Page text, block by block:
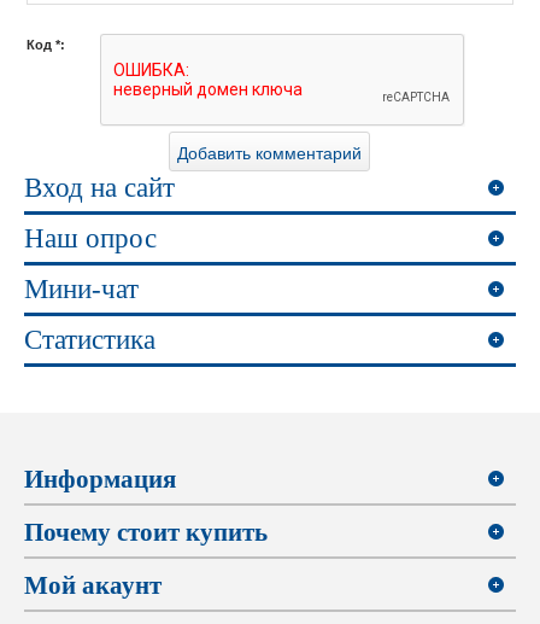
Код *:
Вход на сайт
Наш опрос
Мини-чат
Статистика
Информация
Почему стоит купить
Мой акаунт